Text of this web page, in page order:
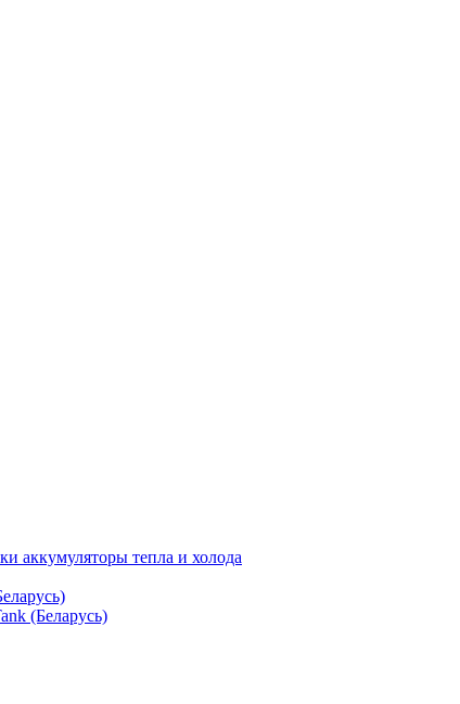
аккумуляторы тепла и холода
(Беларусь)